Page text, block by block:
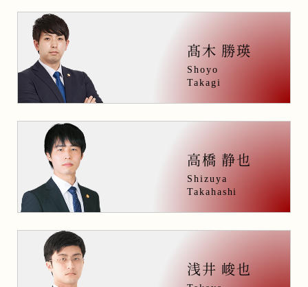
髙木 勝瑛
Shoyo
Takagi
高橋 静也
Shizuya
Takahashi
浅井 峻也